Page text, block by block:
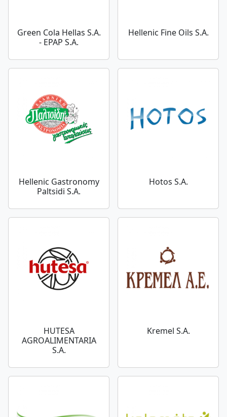
Green Cola Hellas S.A.
- EPAP S.A.
Hellenic Fine Oils S.A.
Hellenic Gastronomy
Paltsidi S.A.
Hotos S.A.
HUTESA
AGROALIMENTARIA
S.A.
Kremel S.A.